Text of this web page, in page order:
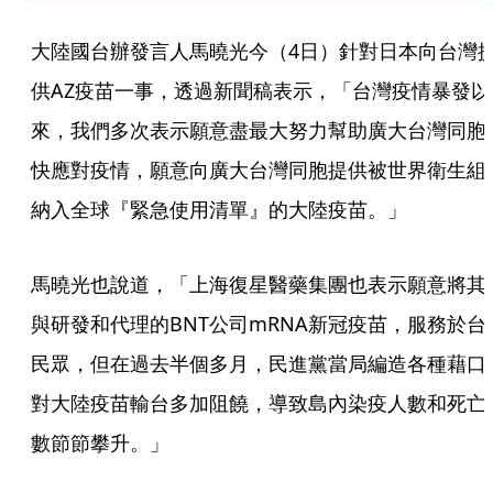
大陸國台辦發言人馬曉光今（4日）針對日本向台灣
供AZ疫苗一事，透過新聞稿表示，「台灣疫情暴發以
來，我們多次表示願意盡最大努力幫助廣大台灣同胞
快應對疫情，願意向廣大台灣同胞提供被世界衛生組
納入全球『緊急使用清單』的大陸疫苗。」
馬曉光也說道，「上海復星醫藥集團也表示願意將其
與研發和代理的BNT公司mRNA新冠疫苗，服務於台
民眾，但在過去半個多月，民進黨當局編造各種藉口
對大陸疫苗輸台多加阻饒，導致島內染疫人數和死亡
數節節攀升。」